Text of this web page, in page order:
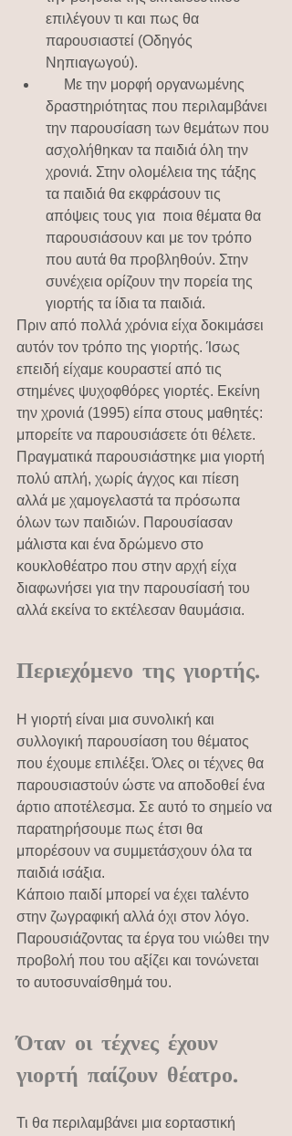
επιλέγουν τι και πως θα
παρουσιαστεί (Οδηγός
Νηπιαγωγού).
δραστηριότητας που περιλαμβάνει
την παρουσίαση των θεμάτων που
ασχολήθηκαν τα παιδιά όλη την
χρονιά. Στην ολομέλεια της τάξης
τα παιδιά θα εκφράσουν τις
απόψεις τους για  ποια θέματα θα
παρουσιάσουν και με τον τρόπο
που αυτά θα προβληθούν. Στην
συνέχεια ορίζουν την πορεία της
γιορτής τα ίδια τα παιδιά.
Πριν από πολλά χρόνια είχα δοκιμάσει
αυτόν τον τρόπο της γιορτής. Ίσως
επειδή είχαμε κουραστεί από τις
στημένες ψυχοφθόρες γιορτές. Εκείνη
την χρονιά (1995) είπα στους μαθητές:
μπορείτε να παρουσιάσετε ότι θέλετε.
Πραγματικά παρουσιάστηκε μια γιορτή
πολύ απλή, χωρίς άγχος και πίεση
αλλά με χαμογελαστά τα πρόσωπα
όλων των παιδιών. Παρουσίασαν
μάλιστα και ένα δρώμενο στο
κουκλοθέατρο που στην αρχή είχα
διαφωνήσει για την παρουσίασή του
αλλά εκείνα το εκτέλεσαν θαυμάσια.
Περιεχόμενο της γιορτής.
Η γιορτή είναι μια συνολική και
συλλογική παρουσίαση του θέματος
που έχουμε επιλέξει. Όλες οι τέχνες θα
παρουσιαστούν ώστε να αποδοθεί ένα
άρτιο αποτέλεσμα. Σε αυτό το σημείο να
παρατηρήσουμε πως έτσι θα
μπορέσουν να συμμετάσχουν όλα τα
παιδιά ισάξια.
Κάποιο παιδί μπορεί να έχει ταλέντο
στην ζωγραφική αλλά όχι στον λόγο.
Παρουσιάζοντας τα έργα του νιώθει την
προβολή που του αξίζει και τονώνεται
το αυτοσυναίσθημά του.
Όταν οι τέχνες έχουν
γιορτή παίζουν θέατρο.
Τι θα περιλαμβάνει μια εορταστική